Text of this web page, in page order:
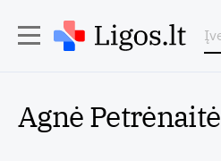
Agnė Petrėnaitė